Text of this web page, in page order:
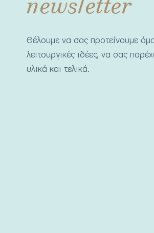
Θέλουμε να σας προτείνουμε
λειτουργικές ιδέες, να σας
υλικά και τελικά.